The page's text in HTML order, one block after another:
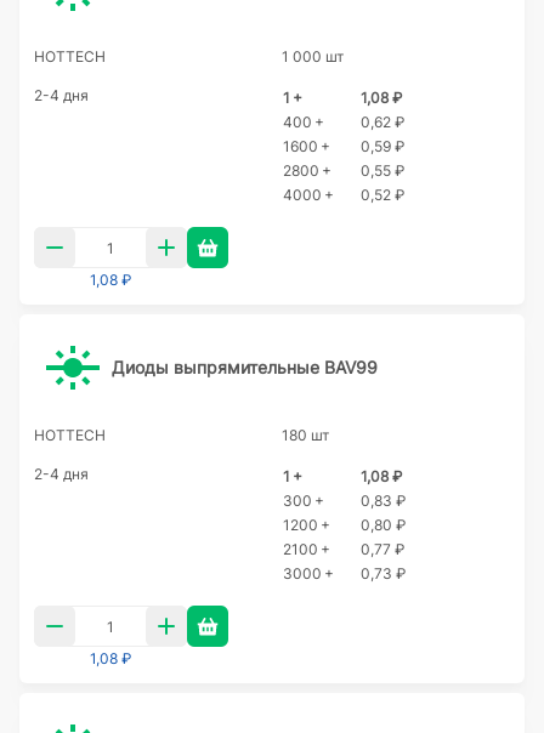
HOTTECH 1 000 шт
2-4 дня 1 +
1,08 ₽
400 +
0,62 ₽
1600 +
0,59 ₽
2800 +
0,55 ₽
4000 +
0,52 ₽
1,08 ₽
Диоды выпрямительные BAV99
HOTTECH 180 шт
2-4 дня 1 +
1,08 ₽
300 +
0,83 ₽
1200 +
0,80 ₽
2100 +
0,77 ₽
3000 +
0,73 ₽
1,08 ₽